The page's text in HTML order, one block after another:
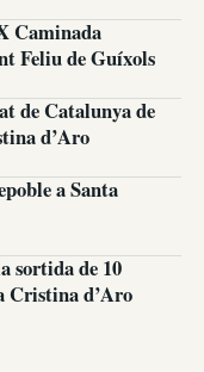
Caminada
Feliu de Guíxols
de Catalunya de
d’Aro
a Santa
sortida de 10
Cristina d’Aro